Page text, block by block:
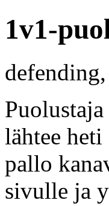
1v1-
lähtee
pallo
sivulle ja